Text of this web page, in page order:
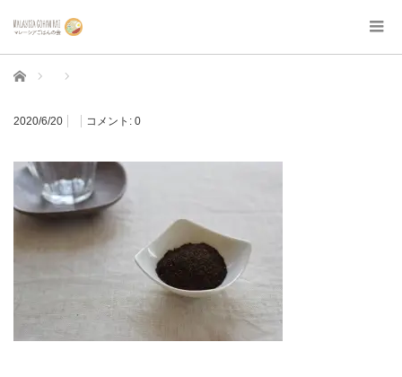
ホーム
2020/6/20 コメント: 0